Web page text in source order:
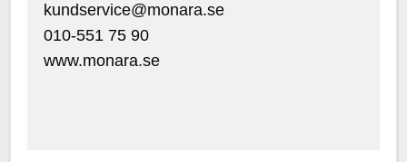
kundservice@monara.se
010-551 75 90
www.monara.se